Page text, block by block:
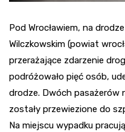
Pod Wrocławiem, na
Wilczkowskim (powiat
przerażające zdarzenie
podróżowało pięć osób,
drodze. Dwóch pasażerów
zostały przewiezione do
Na miejscu wypadku